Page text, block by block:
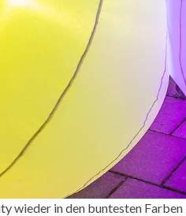
wieder in den buntesten